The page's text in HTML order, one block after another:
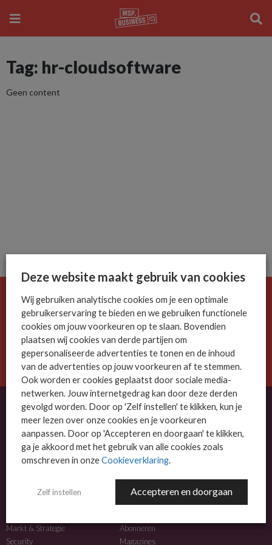
Tag: hr-cloudsoftware
Geen content
De ICT-wereld is snel. Mis niets.
Meld je nu aan voor de MSP Business nieuwsbrief.
AANMELDEN
OVER MSP BUSINESS
MSP Business is het kennisplatform voor IT-dienstverleners met MKB-focus.
NIEUWS
Markt & Strategie
Security
MEER INFO
Abonneren
Magazines
Deze website maakt gebruik van cookies
Wij gebruiken analytische cookies om je een optimale
gebruikerservaring te bieden en we gebruiken functionele
cookies om jouw voorkeuren op te slaan. Bovendien
plaatsen wij cookies van derde partijen om
gepersonaliseerde advertenties te tonen en de inhoud
van de advertenties op jouw voorkeuren af te stemmen.
Ook worden er cookies geplaatst door sociale media-
netwerken. Jouw internetgedrag kan door deze derden
gevolgd worden. Door op 'Zelf instellen' te klikken, kun je
meer lezen over onze cookies en je voorkeuren
aanpassen. Door op 'Accepteren en doorgaan' te klikken,
ga je akkoord met het gebruik van alle cookies zoals
omschreven in onzeCookieverklaring.
Zelf instellen Accepteren en doorgaan